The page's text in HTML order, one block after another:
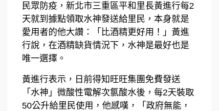
民眾防疫，新北市三重區平和里長黃進行每2
天就到據點領取水神發送給里民，本身就是
愛用者的他大讚：「比酒精更好用！」黃進
行說，在酒精缺貨情況下，水神是最好也是
唯一選擇。
黃進行表示，日前得知旺旺集團免費發送
「水神」微酸性電解次氯酸水後，每2天裝取
50公升給里民使用，他感嘆，「政府無能，